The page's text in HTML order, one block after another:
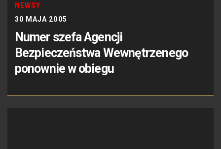
NEWSY
30 MAJA 2005
Numer szefa Agencji
Bezpieczeństwa Wewnętrzenego
ponownie w obiegu